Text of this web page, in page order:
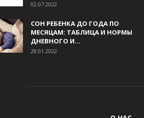
02.07.2022
СОН РЕБЕНКА ДО ГОДА ПО
МЕСЯЦАМ: ТАБЛИЦА И НОРМЫ
ДНЕВНОГО И...
28.01.2022